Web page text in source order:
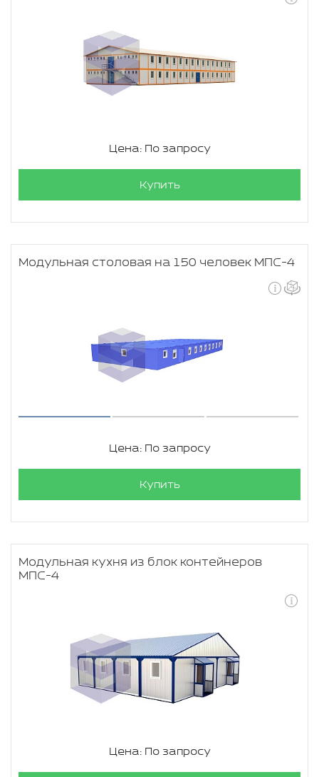
Цена: По запросу
Купить
Модульная столовая на 150 человек МПС-4
Цена: По запросу
Купить
Модульная кухня из блок контейнеров
МПС-4
Цена: По запросу